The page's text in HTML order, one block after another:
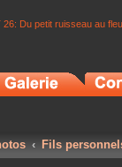
Du petit ruisseau au
Fils